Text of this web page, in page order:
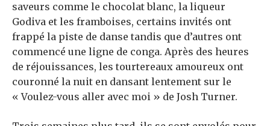
saveurs comme le chocolat blanc, la liqueur
Godiva et les framboises, certains invités ont
frappé la piste de danse tandis que d’autres ont
commencé une ligne de conga. Après des heures
de réjouissances, les tourtereaux amoureux ont
couronné la nuit en dansant lentement sur le
« Voulez-vous aller avec moi » de Josh Turner.